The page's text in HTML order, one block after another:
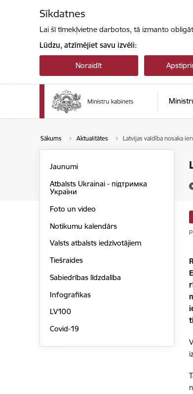
Sīkdatnes
Lai šī tīmekļvietne darbotos, tā izmanto
Lūdzu, atzīmējiet savu izvēli:
Noraidīt
Sākums Aktualitātes Latvijas valdība nosaka
Jaunumi
Atbalsts Ukrainai - підтримка
України
Foto un video
Notikumu kalendārs
Valsts atbalsts iedzīvotājiem
Tiešraides
Sabiedrības līdzdalība
Infografikas
LV100
Covid-19